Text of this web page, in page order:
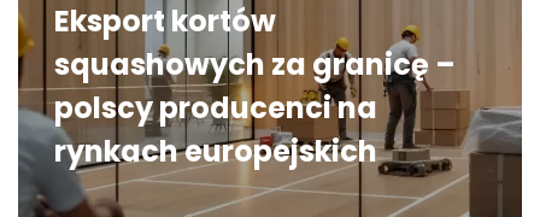
Eksport kortów
squashowych za granicę –
polscy producenci na
rynkach europejskich